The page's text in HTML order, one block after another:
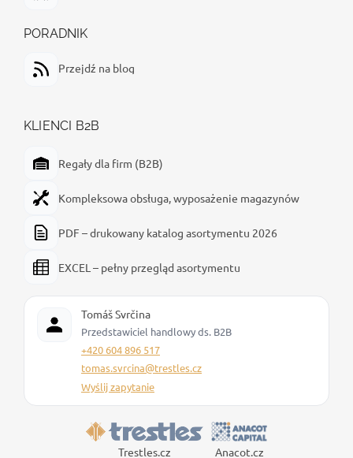
PORADNIK
Przejdź na blog
KLIENCI B2B
Regały dla firm (B2B)
Kompleksowa obsługa, wyposażenie magazynów
PDF – drukowany katalog asortymentu 2026
EXCEL – pełny przegląd asortymentu
Tomáš Svrčina
Przedstawiciel handlowy ds. B2B
+420 604 896 517
tomas.svrcina@trestles.cz
Wyślij zapytanie
Trestles.cz Anacot.cz